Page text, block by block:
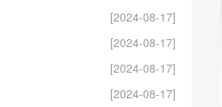
[2024-08-17]
[2024-08-17]
[2024-08-17]
[2024-08-17]